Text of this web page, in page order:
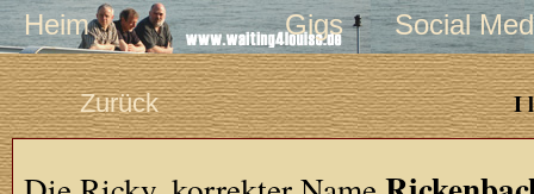
Heim Gigs Social
Zurück I